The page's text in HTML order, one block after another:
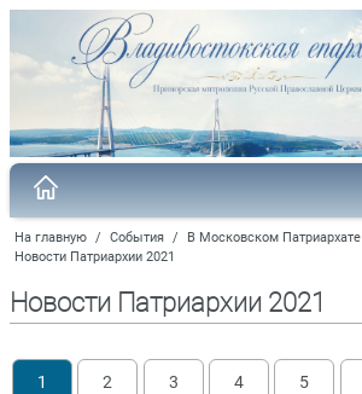
На главную / События / В Московском Патриархате
Новости Патриархии 2021
Новости Патриархии 2021
1 2 3 4 5